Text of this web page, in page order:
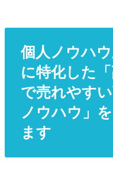
個人ノウハ
に特化した
で売れやす
ノウハウ」
ます